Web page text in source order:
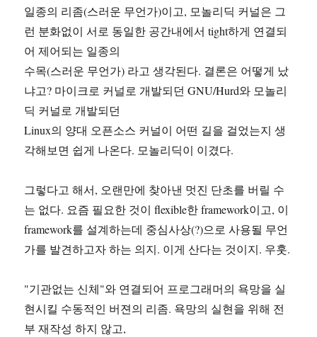
일종의 리좀(스러운 무언가)이고, 모놀리딕 커널은 그
런 분화없이 서로 동일한 공간내에서 tight하게 연결되
어 제어되는 일종의
수목(스러운 무언가) 라고 생각된다. 결론은 어떻게 났
냐고? 마이크로 커널로 개발되던 GNU/Hurd와 모놀리
딕 커널로 개발되던
Linux의 양대 오픈소스 커널이 어떤 길을 걸었는지 생
각해보면 쉽게 나온다. 모놀리딕이 이겼다.
그렇다고 해서, 오랜만에 찾아낸 멋진 단초를 버릴 수
는 없다. 요즘 필요한 것이 flexible한 framework이고, 이
framework를 설계하는데 중심사상(?)으로 사용될 무언
가를 발견하고자 하는 의지. 이게 산다는 것이지. 우훗.
"기관없는 신체"와 연결되어 프로그래머의 욕망을 실
현시킬 수동적인 버젼의 리좀. 욕망의 실현을 위해 전
부 재작성 하지 않고,